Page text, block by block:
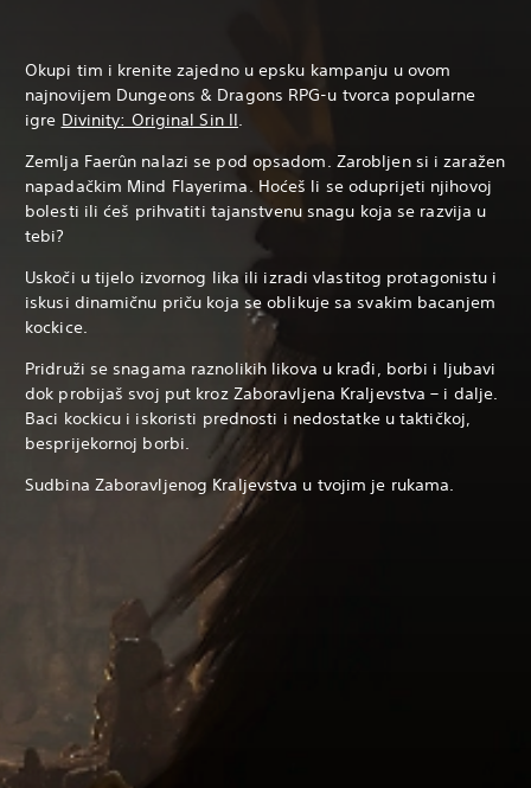
Okupi tim i krenite zajedno u epsku kampanju u ovom
najnovijem Dungeons & Dragons RPG-u tvorca popularne
igre Divinity: Original Sin II
Zemlja Faerûn nalazi se pod opsadom. Zarobljen si i zaražen
napadačkim Mind Flayerima. Hoćeš li se oduprijeti njihovoj
bolesti ili ćeš prihvatiti tajanstvenu snagu koja se razvija u
tebi?
Uskoči u tijelo izvornog lika ili izradi vlastitog protagonistu i
iskusi dinamičnu priču koja se oblikuje sa svakim bacanjem
kockice.
Pridruži se snagama raznolikih likova u krađi, borbi i ljubavi
dok probijaš svoj put kroz Zaboravljena Kraljevstva – i dalje.
Baci kockicu i iskoristi prednosti i nedostatke u taktičkoj,
besprijekornoj borbi.
Sudbina Zaboravljenog Kraljevstva u tvojim je rukama.